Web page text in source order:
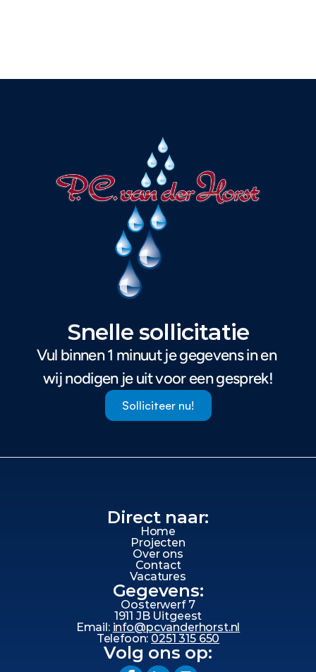
Snelle sollicitatie
Vul binnen 1 minuut je gegevens in en
wij nodigen je uit voor een gesprek!
Solliciteer nu!
Direct naar:
Home
Projecten
Over ons
Contact
Vacatures
Gegevens:
Oosterwerf 7
1911 JB Uitgeest
Email: info@pcvanderhorst.nl
Telefoon: 0251 315 650
Volg ons op: